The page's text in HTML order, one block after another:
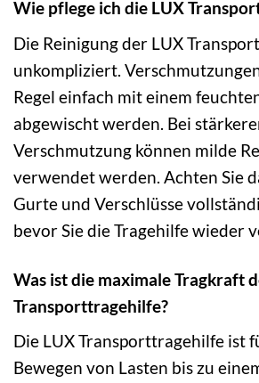
Wie pflege ich die LUX
Die Reinigung der LUX
unkompliziert.
Regel einfach mit einem
abgewischt werden. Bei
Verschmutzung können milde
verwendet werden. Achten Sie
Gurte und Verschlüsse
bevor Sie die Tragehilfe wieder
Was ist die maximale Tragkraft
Transporttragehilfe?
Die LUX Transporttragehilfe ist
Bewegen von Lasten bis zu